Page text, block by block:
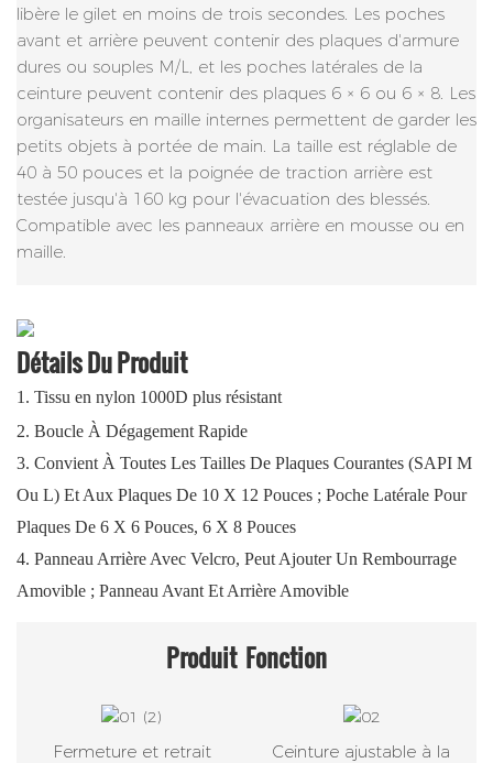
libère le gilet en moins de trois secondes. Les poches
avant et arrière peuvent contenir des plaques d'armure
dures ou souples M/L, et les poches latérales de la
ceinture peuvent contenir des plaques 6 × 6 ou 6 × 8. Les
organisateurs en maille internes permettent de garder les
petits objets à portée de main. La taille est réglable de
40 à 50 pouces et la poignée de traction arrière est
testée jusqu'à 160 kg pour l'évacuation des blessés.
Compatible avec les panneaux arrière en mousse ou en
maille.
Détails Du Produit
1. Tissu en nylon 1000D plus résistant
2. Boucle À Dégagement Rapide
3. Convient À Toutes Les Tailles De Plaques Courantes (SAPI M
Ou L) Et Aux Plaques De 10 X 12 Pouces ; Poche Latérale Pour
Plaques De 6 X 6 Pouces, 6 X 8 Pouces
4. Panneau Arrière Avec Velcro, Peut Ajouter Un Rembourrage
Amovible ; Panneau Avant Et Arrière Amovible
Produit Fonction
Fermeture et retrait
Ceinture ajustable à la